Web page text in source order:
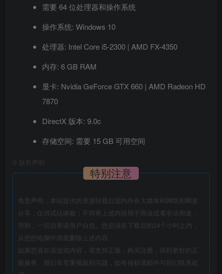
需要 64 位处理器和操作系统
操作系统: Windows 10
处理器: Intel Core i5-2300 | AMD FX-4350
内存: 6 GB RAM
显卡: Nvidia GeForce GTX 660 | AMD Radeon HD
7870
DirectX 版本: 9.0c
存储空间: 需要 15 GB 可用空间
版权声明
特别注意
免责声明：本站提供的资源转载自国内外各大媒体和网络和网友
分享，仅供试玩体验；不得将上述内容用于商业或者非法用途，
否则，一切后果请用户自负。您必须在下载后的24个小时之内，
从您的电脑中彻底删除上述内容。
如果您喜欢该游戏内容，请支持正版，购买注册，得到更好的正
版服务。我们非常重视版权问题，如有侵权请邮件与我们联系处